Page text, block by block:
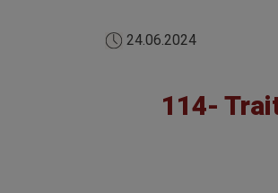
24.06.2024
114-